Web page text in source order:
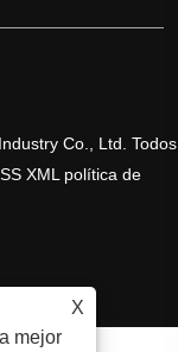
Co., Ltd. Todos
XML política de
X
mejor